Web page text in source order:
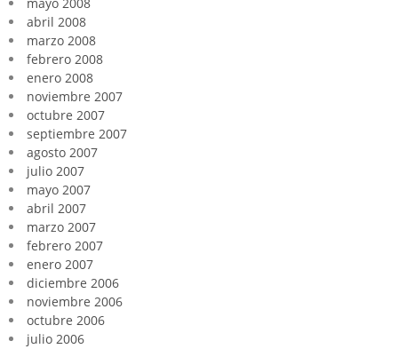
abril 2008
marzo 2008
febrero 2008
enero 2008
noviembre 2007
octubre 2007
septiembre 2007
agosto 2007
julio 2007
mayo 2007
abril 2007
marzo 2007
febrero 2007
enero 2007
diciembre 2006
noviembre 2006
octubre 2006
julio 2006